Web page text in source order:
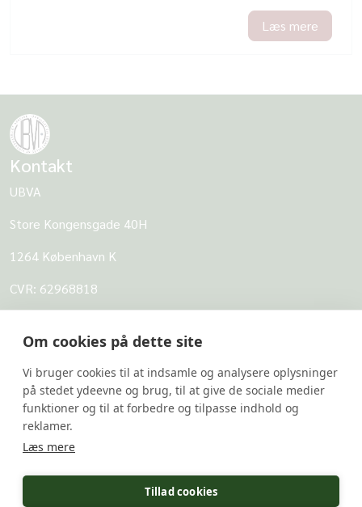
Om cookies på dette site
Vi bruger cookies til at indsamle og analysere oplysninger
på stedet ydeevne og brug, til at give de sociale medier
funktioner og til at forbedre og tilpasse indhold og
reklamer.
Læs mere
Tillad cookies
Læs mere
Kontakt
UBVA
Store Kongensgade 40H
1264 København K
CVR: 62968818
Om UBVA
Persondatapolitik for UBVA
Disclaimer - Brug af hjemmesiden
Undersider
UBVA's svarbank